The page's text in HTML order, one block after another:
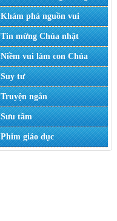
Khám phá nguồn vui
Tin mừng Chúa nhật
Niềm vui làm con Chúa
Suy tư
Truyện ngắn
Sưu tầm
Phim giáo dục